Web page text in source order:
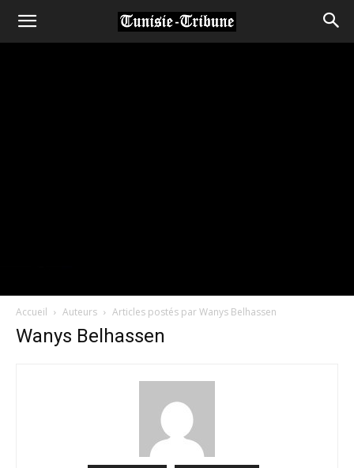
Accueil Auteurs Articles postés par Wanys Belhassen
Wanys Belhassen